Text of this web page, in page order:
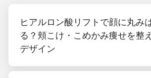
ヒアルロン酸リフトで顔に丸み
る？頬こけ・こめかみ痩せを整
デザイン